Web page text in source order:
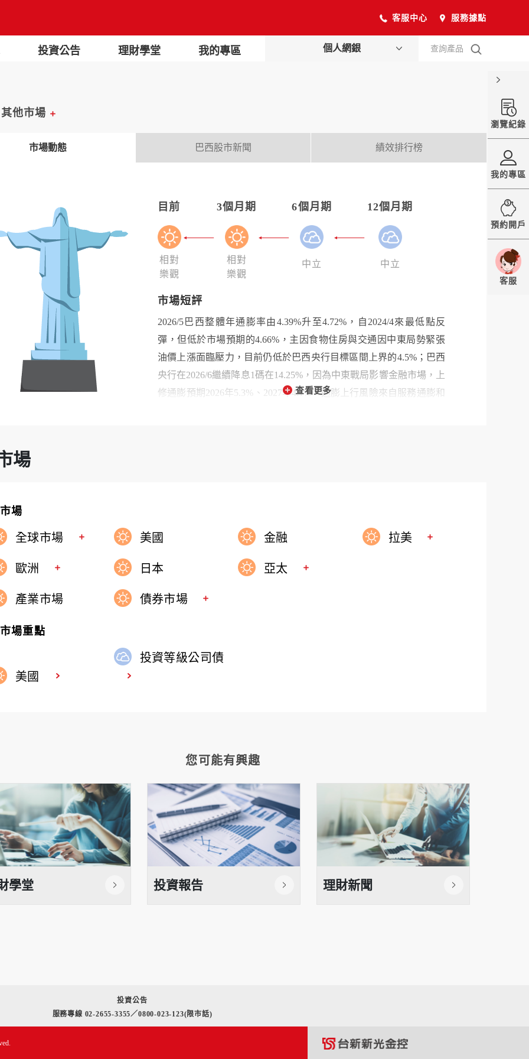
查詢產品
投資公告 理財學堂 我的專區 個人網銀
瀏覽紀錄
我的專區
預約開戶
客服
客服中心 服務據點
其他市場
市場動態 巴西股市新聞 績效排行榜
目前
相對
樂觀
3個月期
相對
樂觀
6個月期
中立
12個月期
中立
市場短評
2026/5巴西整體年通膨率由4.39%升至4.72%，自2024/4來最低點反
彈，但低於市場預期的4.66%，主因食物住房與交通因中東局勢緊張
油價上漲面臨壓力，目前仍低於巴西央行目標區間上界的4.5%；巴西
央行在2026/6繼續降息1碼在14.25%，因為中東戰局影響金融市場，上
修通膨預期2026年5.3%、2027年4.1%。通膨上行風險來自服務通膨和
查看更多
場
場
全球市場 美國 金融 拉美
歐洲 日本 亞太
產業市場 債券市場
場重點
美國
投資等級公司債
您可能有興趣
學堂 投資報告 理財新聞
投資公告
服務專線 02-2655-3355／0800-023-123(限市話)